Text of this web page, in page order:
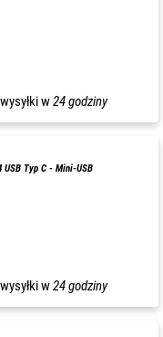
w24 godziny
USB Typ C - Mini-USB
w24 godziny